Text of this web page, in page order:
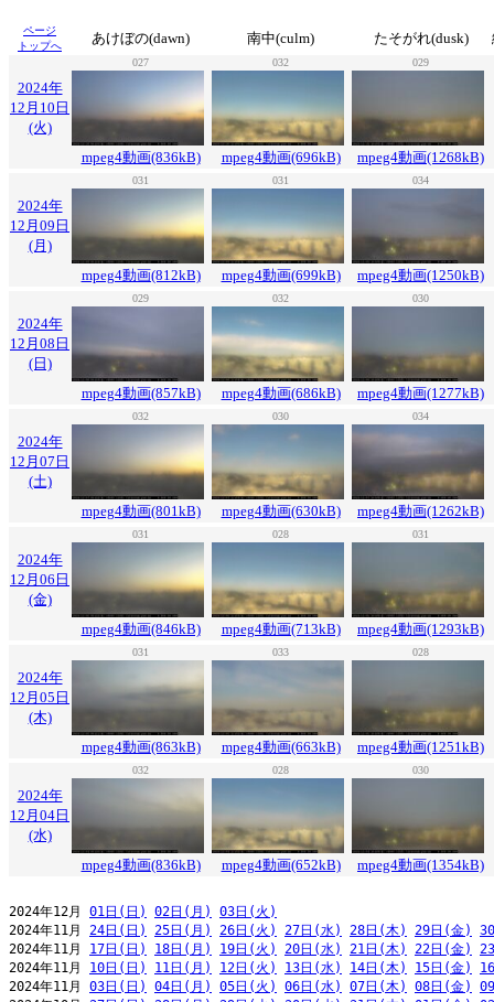
ページ
トップへ
あけぼの(dawn) 南中(culm) たそがれ(dusk)
027 032 029
2024年
12月10日
(火)
mpeg4動画(836kB)
mpeg4動画(696kB) mpeg4動画(1268kB)
031 031 034
2024年
12月09日
(月)
mpeg4動画(812kB)
mpeg4動画(699kB) mpeg4動画(1250kB)
029 032 030
2024年
12月08日
(日)
mpeg4動画(857kB)
mpeg4動画(686kB) mpeg4動画(1277kB)
032 030 034
2024年
12月07日
(土)
mpeg4動画(801kB)
mpeg4動画(630kB) mpeg4動画(1262kB)
031 028 031
2024年
12月06日
(金)
mpeg4動画(846kB)
mpeg4動画(713kB) mpeg4動画(1293kB)
031 033 028
2024年
12月05日
(木)
mpeg4動画(863kB)
mpeg4動画(663kB) mpeg4動画(1251kB)
032 028 030
2024年
12月04日
(水)
mpeg4動画(836kB)
mpeg4動画(652kB) mpeg4動画(1354kB)
2024年12月 01日(日) 02日(月)
03日(火)
2024年11月 24日(日) 25日(月) 26日(火) 27日(水) 28日(木) 29日(金)
2024年11月 17日(日) 18日(月) 19日(火) 20日(水) 21日(木) 22日(金)
2024年11月 10日(日) 11日(月) 12日(火) 13日(水) 14日(木) 15日(金)
2024年11月 03日(日) 04日(月) 05日(火) 06日(水) 07日(木) 08日(金)